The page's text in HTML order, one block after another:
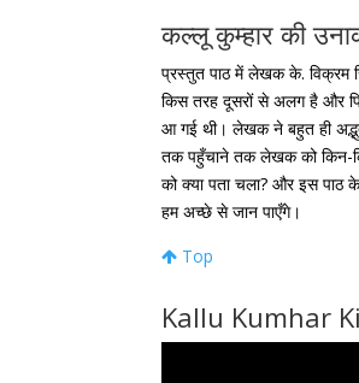
कल्लू कुम्हार की
प्रस्तुत पाठ में लेखक के. विक्रम
किस तरह दूसरों से अलग है और
आ गई थी। लेखक ने बहुत ही अद्भुत
तक पहुँचाने तक लेखक को किन-
को क्या पता चला? और इस पाठ
हम अच्छे से जान पाएँगे।
Top
Kallu Kumhar